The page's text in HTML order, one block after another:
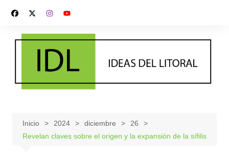
contenido
Inicio 2024 diciembre
26
Revelan claves sobre el origen y la expansión de la sífilis